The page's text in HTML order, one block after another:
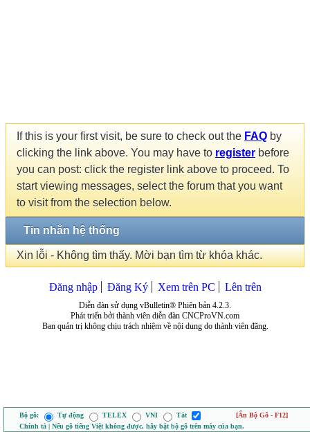
If this is your first visit, be sure to check out the FAQ by
clicking the link above. You may have to register before
you can post: click the register link above to proceed. To
start viewing messages, select the forum that you want
to visit from the selection below.
Tin nhắn hệ thống
Xin lỗi - Không tìm thấy. Mời bạn tìm từ khóa khác.
Đăng nhập Đăng Ký Xem trên PC Lên trên
Diễn đàn sử dụng vBulletin® Phiên bản 4.2.3.
Phát triển bởi thành viên diễn đàn CNCProVN.com
Ban quản trị không chịu trách nhiệm về nội dung do thành viên đăng.
Bộ gõ: Tự động TELEX VNI Tắt
[Ẩn Bộ Gõ - F12]
Chính tả | Nếu gõ tiếng Việt không được, hãy bật bộ gõ trên máy của bạn.